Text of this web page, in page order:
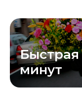
Быстрая
минут